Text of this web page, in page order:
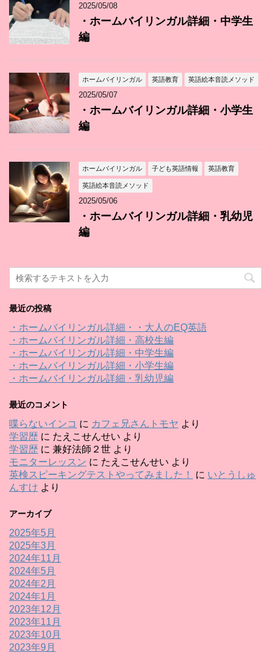
2025/05/08
・ホームバイリンガル詳細・中学生
編
ホームバイリンガル 英語教育 英語絵本音読メソッド
2025/05/07
・ホームバイリンガル詳細・小学生
編
ホームバイリンガル 子ども英語情報 英語教育
英語絵本音読メソッド
2025/05/06
・ホームバイリンガル詳細・乳幼児
編
最近の投稿
・ホームバイリンガル詳細・・大人のEQ英語
・ホームバイリンガル詳細・高校生編
・ホームバイリンガル詳細・中学生編
・ホームバイリンガル詳細・小学生編
・ホームバイリンガル詳細・乳幼児編
最近のコメント
喋らないインコ に カフェ兄さんトモヤ より
学習歴 に たえこせんせい より
学習歴 に 兼好法師２世 より
モニターレッスン に たえこせんせい より
英検スピーキングテストやってみました！
に いとうしゅ
んすけ より
アーカイブ
2025年5月
2025年3月
2024年11月
2024年5月
2024年2月
2024年1月
2023年12月
2023年11月
2023年10月
2023年9月